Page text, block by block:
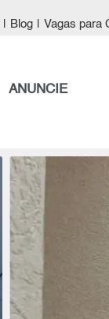
Blog Vagas para
ANUNCIE